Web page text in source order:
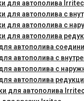
для автополива Irritec
для автополива с
для автополива с
для автополива
автополива
автополива с
автополива с
автополива
для автополива